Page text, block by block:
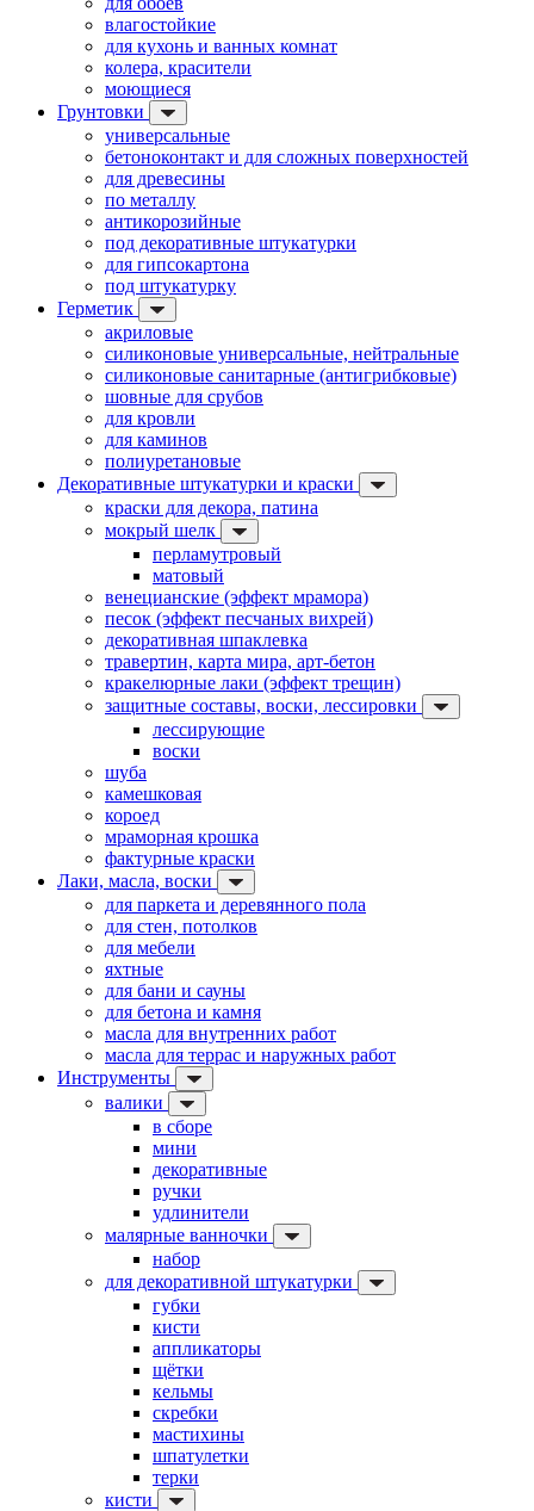
влагостойкие
для кухонь и ванных комнат
колера, красители
моющиеся
Грунтовки
универсальные
бетоноконтакт и для сложных поверхностей
для древесины
по металлу
антикорозийные
под декоративные штукатурки
для гипсокартона
под штукатурку
Герметик
акриловые
силиконовые универсальные, нейтральные
силиконовые санитарные (антигрибковые)
шовные для срубов
для кровли
для каминов
полиуретановые
Декоративные штукатурки и краски
краски для декора, патина
мокрый шелк
перламутровый
матовый
венецианские (эффект мрамора)
песок (эффект песчаных вихрей)
декоративная шпаклевка
травертин, карта мира, арт-бетон
кракелюрные лаки (эффект трещин)
защитные составы, воски, лессировки
лессирующие
воски
шуба
камешковая
короед
мраморная крошка
фактурные краски
Лаки, масла, воски
для паркета и деревянного пола
для стен, потолков
для мебели
яхтные
для бани и сауны
для бетона и камня
масла для внутренних работ
масла для террас и наружных работ
Инструменты
валики
в сборе
мини
декоративные
ручки
удлинители
малярные ванночки
набор
для декоративной штукатурки
губки
кисти
аппликаторы
щётки
кельмы
скребки
мастихины
шпатулетки
терки
кисти